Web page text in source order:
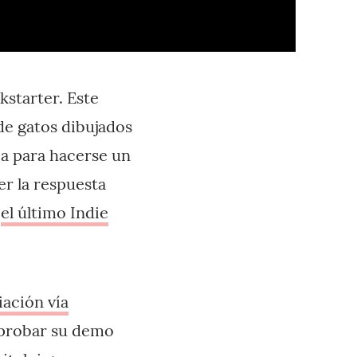
Este
gatos dibujados
para hacerse un
la respuesta
el último Indie
vía
su demo